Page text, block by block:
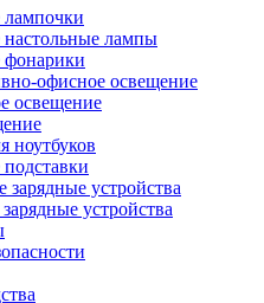
лампы
офисное освещение
освещение
ноутбуков
зарядные устройства
устройства